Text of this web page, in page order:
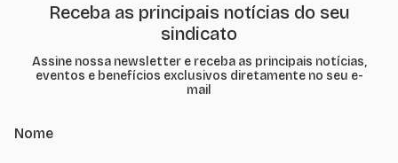
Receba as principais notícias do seu
sindicato
Assine nossa newsletter e receba as principais notícias,
eventos e benefícios exclusivos diretamente no seu e-
mail
Nome